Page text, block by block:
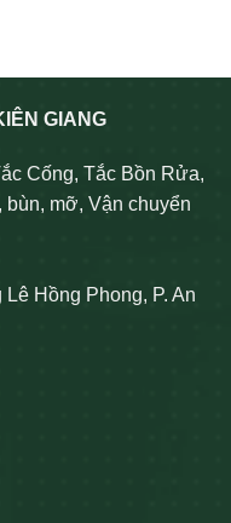
GIANG
Cống, Tắc Bồn Rửa,
bùn, mỡ, Vận chuyển
Hồng Phong, P. An